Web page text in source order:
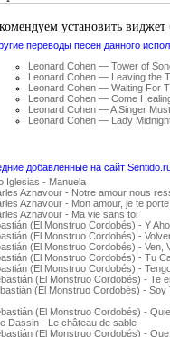
установить виджет
переводы песен данного
Leonard Cohen — Tower of
Leonard Cohen — Leaving the
Leonard Cohen — Waiting For
Leonard Cohen — Come
Leonard Cohen — A Singer
Leonard Cohen — Lady
добавленные на сайт
Iglesias - Manuela
Aznavour - Notre amour nous
Aznavour - Mon amour, je te
Aznavour - Ma vie sans toi
(El Monstruo Cordobés) - Y
(El Monstruo Cordobés) -
(El Monstruo Cordobés) - Ven,
(El Monstruo Cordobés) - Tu
(El Monstruo Cordobés) -
(El Monstruo Cordobés) - Te
(El Monstruo Cordobés) - Soy
(El Monstruo Cordobés) -
Dassin - Le château de sable
(El Monstruo Cordobés) -